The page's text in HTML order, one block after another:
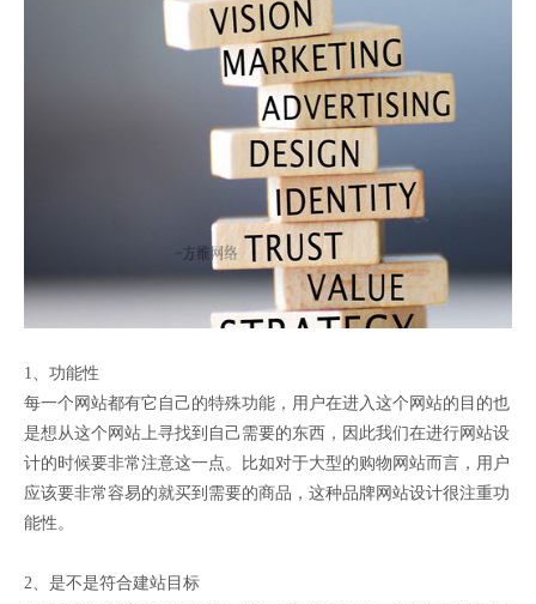
1、功能性
每一个网站都有它自己的特殊功能，用户在进入这个网站的目的也
是想从这个网站上寻找到自己需要的东西，因此我们在进行网站设
计的时候要非常注意这一点。比如对于大型的购物网站而言，用户
应该要非常容易的就买到需要的商品，这种品牌网站设计很注重功
能性。
2、是不是符合建站目标